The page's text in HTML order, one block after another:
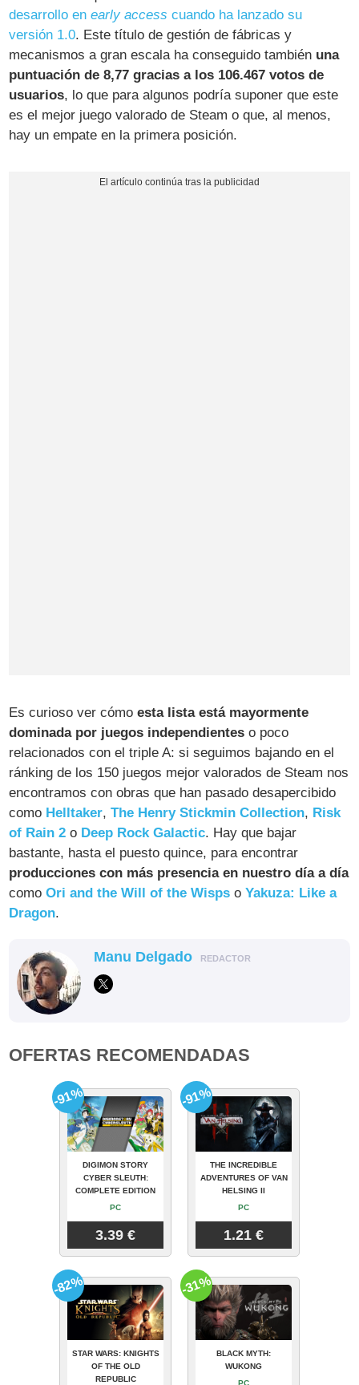
desarrollo enearly access cuando ha lanzado su
versión 1.0. Este título de gestión de fábricas y
mecanismos a gran escala ha conseguido también una
puntuación de 8,77 gracias a los 106.467 votos de
usuarios, lo que para algunos podría suponer que este
es el mejor juego valorado de Steam o que, al menos,
hay un empate en la primera posición.
Es curioso ver cómoesta lista está mayormente
dominada por juegos independientes o poco
relacionados con el triple A: si seguimos bajando en el
ránking de los 150 juegos mejor valorados de Steam nos
encontramos con obras que han pasado desapercibido
como Helltaker,The Henry Stickmin Collection, Risk
of Rain 2 o Deep Rock Galactic. Hay que bajar
bastante, hasta el puesto quince, para encontrar
producciones con más presencia en nuestro día a día
comoOri and the Will of the Wisps oYakuza: Like a
Dragon.
Manu Delgado REDACTOR
OFERTAS RECOMENDADAS
DIGIMON STORY
CYBER SLEUTH:
COMPLETE EDITION
PC
3.39 €
-91%
THE INCREDIBLE
ADVENTURES OF VAN
HELSING II
PC
1.21 €
-91%
STAR WARS: KNIGHTS
OF THE OLD
REPUBLIC
-82%
BLACK MYTH:
WUKONG
PC
-31%